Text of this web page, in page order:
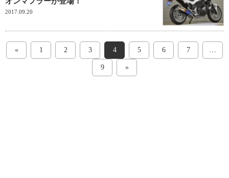
2017.09.20
« 1 2 3 4 5 6 7 …
9 »